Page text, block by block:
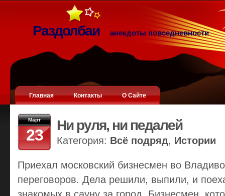
Раздолбаи анекдоты повседневности
Главная Контакты О Сайте
Март
23
Ни руля, ни педалей
Категория: Всё подряд, Истории
Приехал московский бизнесмен во
переговоров. Дела решили, выпили, и